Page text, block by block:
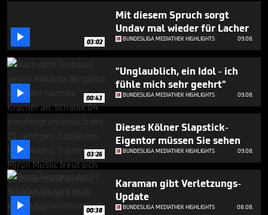
 03:02
Mit diesem Spruch sorgt
Undav mal wieder für Lacher
BUNDESLIGA MEDIATHEK HIGHLIGHTS 09.08.
 00:43
"Unglaublich, ein Idol - ich
fühle mich sehr geehrt"
BUNDESLIGA MEDIATHEK HIGHLIGHTS 09.08.
 03:26
Dieses Kölner Slapstick-
Eigentor müssen Sie sehen
BUNDESLIGA MEDIATHEK HIGHLIGHTS 09.08.
 00:38
Karaman gibt Verletzungs-
Update
BUNDESLIGA MEDIATHEK HIGHLIGHTS 08.08.